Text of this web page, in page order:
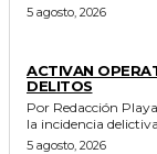
5 agosto, 2026
ACTIVAN
DELITOS
Por Redacción Playas de Rosarito.- Tras realizar un análisis detallado sobre
la incidencia delictiva
5 agosto, 2026